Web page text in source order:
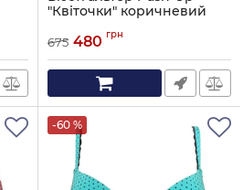
"Квіточки" коричневий
675 480 грн
-60 %